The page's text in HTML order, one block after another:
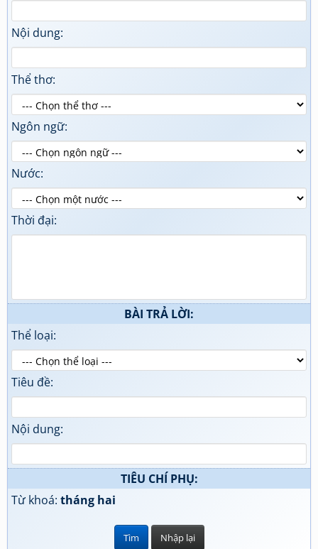
Nội dung:
Thể thơ:
Ngôn ngữ:
Nước:
Thời đại:
BÀI TRẢ LỜI:
Thể loại:
Tiêu đề:
Nội dung:
TIÊU CHÍ PHỤ:
Từ khoá: tháng hai